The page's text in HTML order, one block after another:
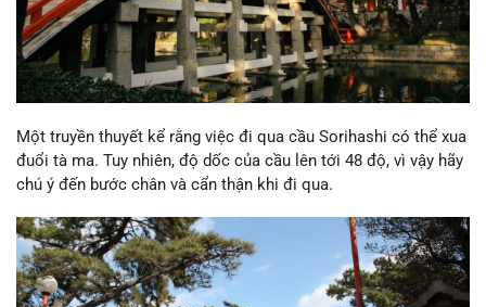
Một truyền thuyết kể rằng việc đi qua cầu Sorihashi có thể xua
đuổi tà ma. Tuy nhiên, độ dốc của cầu lên tới 48 độ, vì vậy hãy
chú ý đến bước chân và cẩn thận khi đi qua.